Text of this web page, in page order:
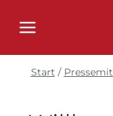
Inhalt
Start /